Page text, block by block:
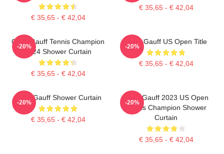
€ 35,65 - € 42,04
€ 35,65 - € 42,04
Coco Gauff Tennis Champion
2024 Shower Curtain
€ 35,65 - € 42,04
-20%
Coco Gauff US Open Title
€ 35,65 - € 42,04
-20%
Coco Gauff Shower Curtain
€ 35,65 - € 42,04
-20%
Coco Gauff 2023 US Open
Tennis Champion Shower
Curtain
€ 35,65 - € 42,04
-20%